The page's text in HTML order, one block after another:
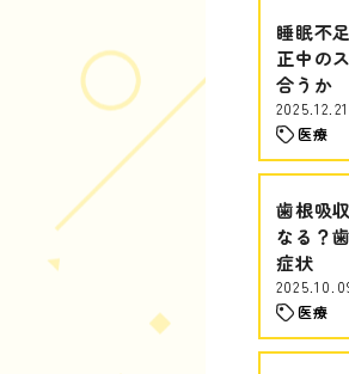
睡眠不
正中の
合うか
2025.12.21
医療
歯根吸
なる？
症状
医療